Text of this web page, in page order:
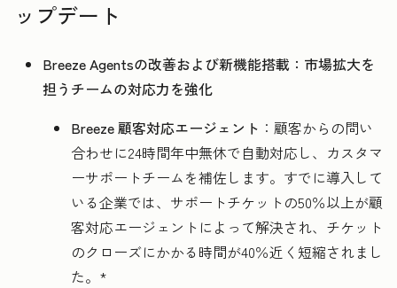
ップデート
Breeze Agentsの改善および新機能搭載：市場拡大を
担うチームの対応力を強化
Breeze 顧客対応エージェント ：顧客からの問い
合わせに24時間年中無休で自動対応し、カスタマ
ーサポートチームを補佐します。すでに導入して
いる企業では、サポートチケットの50％以上が顧
客対応エージェントによって解決され、チケット
のクローズにかかる時間が40％近く短縮されまし
た。*